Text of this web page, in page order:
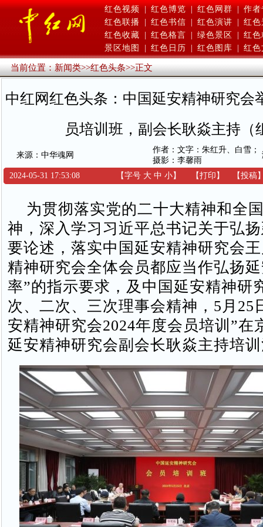
红色视频 | 红色博览 | 红色网群 | 作者
红色联播
红色书信 红色演讲
红色
红色收藏
红色格言 绿色景区
红色
景区地图
红色日历 红色图库 红色
当前位置：新闻类>>红色头条>>正文
中红网红色头条：中国延安精神研究会
员培训班，副会长耿焱主持（
来源：中华魂网
作者：文字：朱红升、白雪；
摄影：李馨雨
2024-05-31 17:53:08 【字号 大 中 小】 【打印 】 【投稿
为贯彻落实党的二十大精神和全
神，深入学习习近平总书记关于弘
要论述，落实中国延安精神研究会
精神研究会全体会员都应当作弘扬
率”的指示要求，及中国延安精神研
次、二次、三次理事会精神，5月25
安精神研究会2024年度会员培训”在
延安精神研究会副会长耿焱主持培